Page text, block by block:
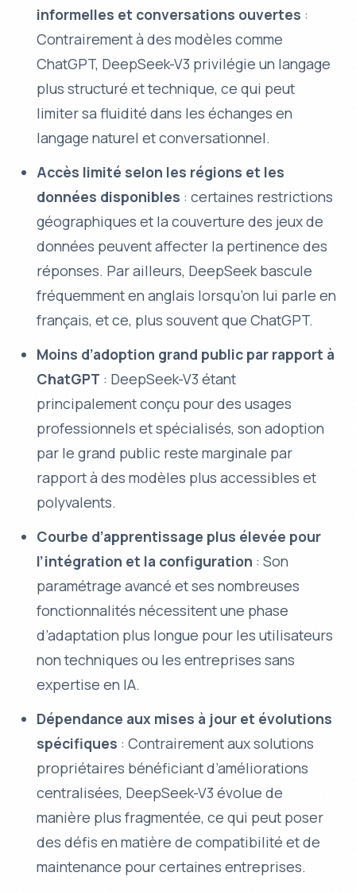
informelles et conversations ouvertes :
Contrairement à des modèles comme
ChatGPT, DeepSeek-V3 privilégie un langage
plus structuré et technique, ce qui peut
limiter sa fluidité dans les échanges en
langage naturel et conversationnel.
Accès limité selon les régions et les
données disponibles : certaines restrictions
géographiques et la couverture des jeux de
données peuvent affecter la pertinence des
réponses. Par ailleurs, DeepSeek bascule
fréquemment en anglais lorsqu’on lui parle en
français, et ce, plus souvent que ChatGPT.
Moins d’adoption grand public par rapport à
ChatGPT : DeepSeek-V3 étant
principalement conçu pour des usages
professionnels et spécialisés, son adoption
par le grand public reste marginale par
rapport à des modèles plus accessibles et
polyvalents.
Courbe d’apprentissage plus élevée pour
l’intégration et la configuration : Son
paramétrage avancé et ses nombreuses
fonctionnalités nécessitent une phase
d’adaptation plus longue pour les utilisateurs
non techniques ou les entreprises sans
expertise en IA.
Dépendance aux mises à jour et évolutions
spécifiques : Contrairement aux solutions
propriétaires bénéficiant d’améliorations
centralisées, DeepSeek-V3 évolue de
manière plus fragmentée, ce qui peut poser
des défis en matière de compatibilité et de
maintenance pour certaines entreprises.